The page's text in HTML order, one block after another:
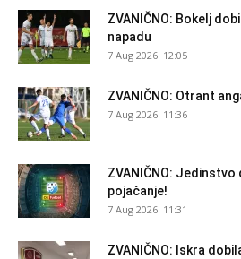
ZVANIČNO: Bokelj
napadu
7 Aug 2026. 12:05
ZVANIČNO: Otrant
7 Aug 2026. 11:36
ZVANIČNO:
pojačanje!
7 Aug 2026. 11:31
ZVANIČNO: Iskra